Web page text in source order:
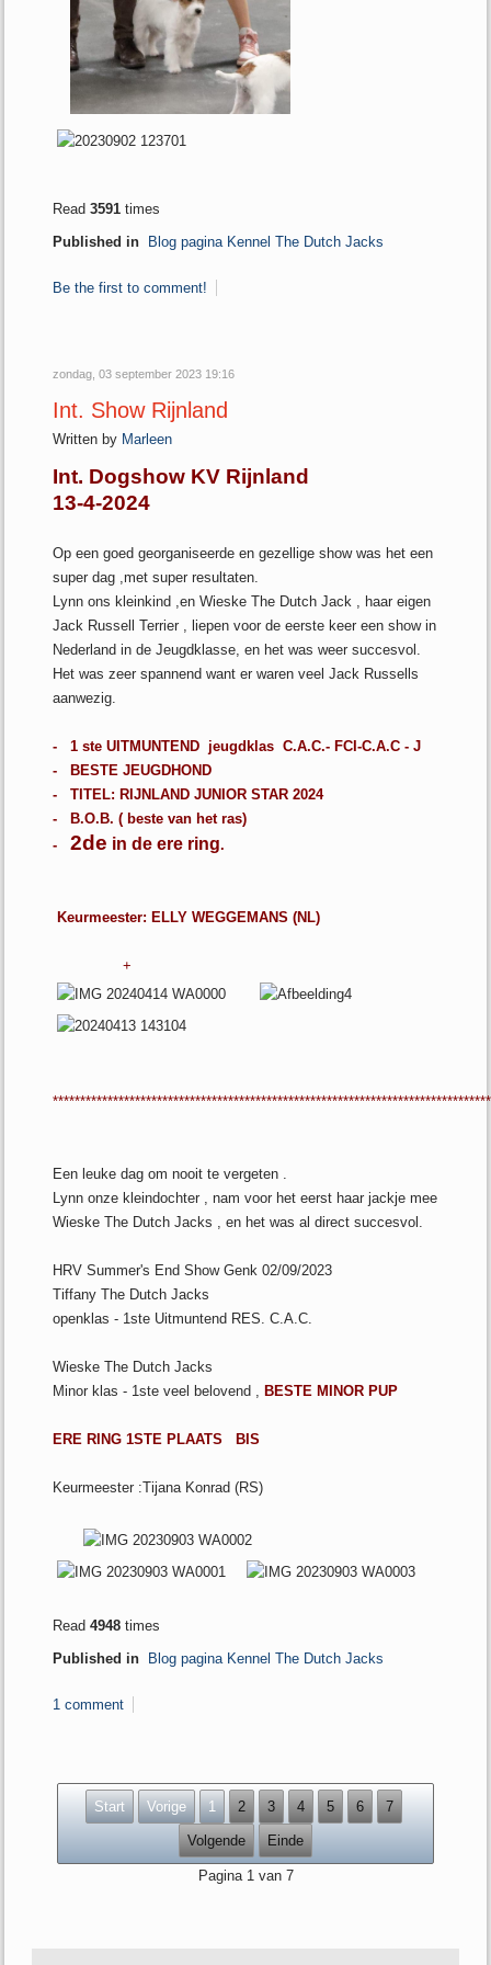
Read3591 times
Published in
Blog pagina Kennel The Dutch Jacks
Be the first to comment!
zondag, 03 september 2023 19:16
Int. Show Rijnland
Written by Marleen
Int. Dogshow KV Rijnland
13-4-2024
Op een goed georganiseerde en gezellige show was het een
super dag ,met super resultaten.
Lynn ons kleinkind ,en Wieske The Dutch Jack , haar eigen
Jack Russell Terrier , liepen voor de eerste keer een show in
Nederland in de Jeugdklasse, en het was weer succesvol.
Het was zeer spannend want er waren veel Jack Russells
aanwezig.
- 1 ste UITMUNTEND jeugdklas C.A.C.- FCI-C.A.C - J
- BESTE JEUGDHOND
- TITEL: RIJNLAND JUNIOR STAR 2024
- B.O.B. ( beste van het ras)
-2de in de ere ring.
Keurmeester: ELLY WEGGEMANS (NL)
+
Een leuke dag om nooit te vergeten .
Lynn onze kleindochter , nam voor het eerst haar jackje mee
Wieske The Dutch Jacks , en het was al direct succesvol.
HRV Summer's End Show Genk 02/09/2023
Tiffany The Dutch Jacks
openklas - 1ste Uitmuntend RES. C.A.C.
WieskeThe Dutch Jacks
Minor klas - 1ste veel belovend , BESTE MINOR PUP
ERE RING 1STE PLAATS BIS
Keurmeester :Tijana Konrad (RS)
Read4948 times
Published in
Blog pagina Kennel The Dutch Jacks
1 comment
Start Vorige 1 2 3 4 5 6 7
Volgende Einde
Pagina 1 van 7